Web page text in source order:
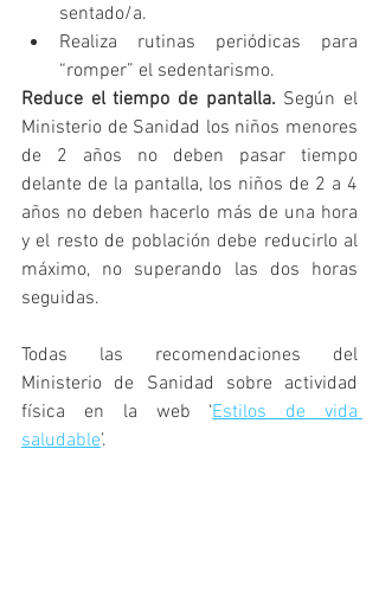
sentado/a.
Realiza rutinas periódicas para
“romper” el sedentarismo.
Reduce el tiempo de pantalla. Según el
Ministerio de Sanidad los niños menores
de 2 años no deben pasar tiempo
delante de la pantalla, los niños de 2 a 4
años no deben hacerlo más de una hora
y el resto de población debe reducirlo al
máximo, no superando las dos horas
seguidas.
Todas las recomendaciones del
Ministerio de Sanidad sobre actividad
física en la web ‘Estilos de vida
saludable’.